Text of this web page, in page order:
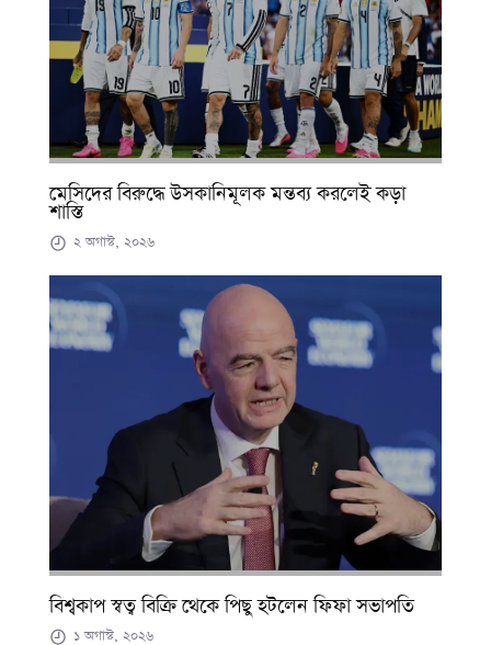
মেসিদের বিরুদ্ধে উসকানিমূলক মন্তব্য করলেই কড়া
শাস্তি
২ অগাস্ট, ২০২৬
বিশ্বকাপ স্বত্ব বিক্রি থেকে পিছু হটলেন ফিফা সভাপতি
১ অগাস্ট, ২০২৬